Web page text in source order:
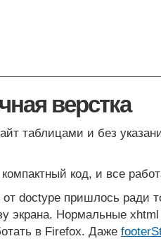
верстка
таблицами и без
код, и все
от doctype пришлось ради
экрана. Нормальные
в Firefox. Даже